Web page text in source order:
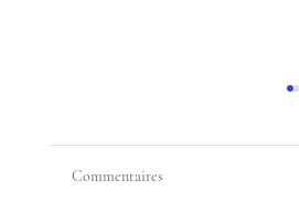
Commentaires